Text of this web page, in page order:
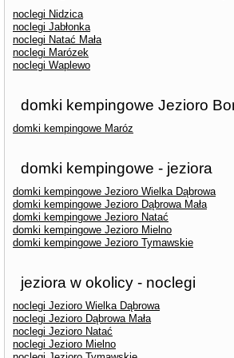
noclegi Nidzica
noclegi Jabłonka
noclegi Natać Mała
noclegi Marózek
noclegi Waplewo
domki kempingowe Jezioro
domki kempingowe Maróz
domki kempingowe - jeziora
domki kempingowe Jezioro Wielka Dąbrowa
domki kempingowe Jezioro Dąbrowa Mała
domki kempingowe Jezioro Natać
domki kempingowe Jezioro Mielno
domki kempingowe Jezioro Tymawskie
jeziora w okolicy - noclegi
noclegi Jezioro Wielka Dąbrowa
noclegi Jezioro Dąbrowa Mała
noclegi Jezioro Natać
noclegi Jezioro Mielno